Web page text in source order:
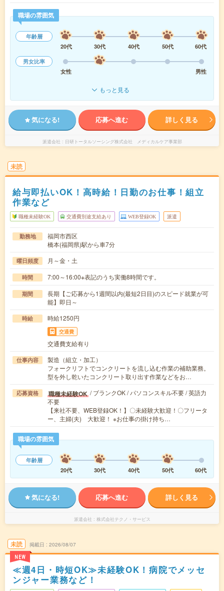
職場の雰囲気
年齢層
20代
30代 40代 50代
60代
男女比率
女性
男性
もっと見る
気になる! 応募へ進む 詳しく見る
派遣会社 日研トータルソーシング株式会社 メディカルケア事業部
未読
給与即払いOK！高時給！日勤のお仕事！組立
作業など
職種未経験OK 交通費別途支給あり WEB登録OK 派遣
勤務地
福岡市西区
橋本(福岡県)駅から車7分
曜日頻度 月～金・土
時間 7:00～16:00※表記のうち実働8時間です。
期間
長期【ご応募から1週間以内(最短2日目)のスピード就業が可
能】即日～
時給 時給1250円
交通費
交通費支給有り
仕事内容
製造（組立・加工）
フォークリフトでコンクリートを流し込む作業の補助業務。
型を外し乾いたコンクリート取り出す作業などをお…
応募資格 職種未経験OK / ブランクOK / パソコンスキル不要 / 英語力
不要
【来社不要、WEB登録OK！】〇未経験大歓迎！〇フリータ
ー、主婦(夫) 大歓迎！ ※お仕事の掛け持ち…
職場の雰囲気
年齢層
20代
30代 40代 50代 60代
気になる! 応募へ進む 詳しく見る
派遣会社 株式会社テクノ・サービス
未読
NEW
掲載日 2026/08/07
≪週4日・時短OK≫未経験OK！病院でメッセ
ンジャー業務など！